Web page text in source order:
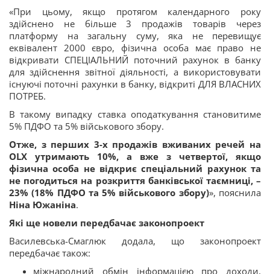
«При цьому, якщо протягом календарного року
здійснено не більше 3 продажів товарів через
платформу на загальну суму, яка не перевищує
еквівалент 2000 євро, фізична особа має право не
відкривати СПЕЦІАЛЬНИЙ поточний рахунок в банку
для здійснення звітної діяльності, а використовувати
існуючі поточні рахунки в банку, відкриті ДЛЯ ВЛАСНИХ
ПОТРЕБ.
В такому випадку ставка оподаткування становитиме
5% ПДФО та 5% військового збору.
Отже, з перших 3-х продажів вживаних речей на
OLX утримають 10%, а вже з четвертої, якщо
фізична особа не відкриє спеціальний рахунок та
не погодиться на розкриття банківської таємниці, –
23% (18% ПДФО та 5% військового збору)», пояснила
Ніна Южаніна.
Які ще новели передбачає законопроект
Василевська-Смаглюк додала, що законопроект
передбачає також:
міжнародний обмін інформацією про доходи,